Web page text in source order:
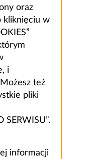
oraz
kliknięciu w
i
też
pliki
SERWISU”.
informacji